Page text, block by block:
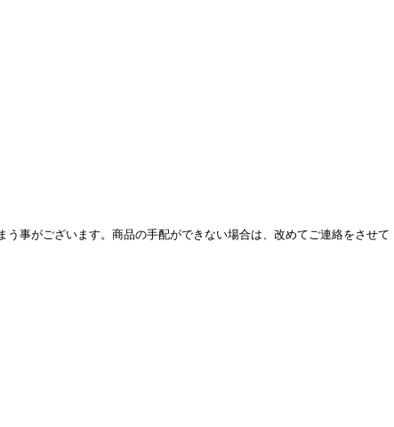
事がございます。商品の手配ができない場合は、改めてご連絡をさせて